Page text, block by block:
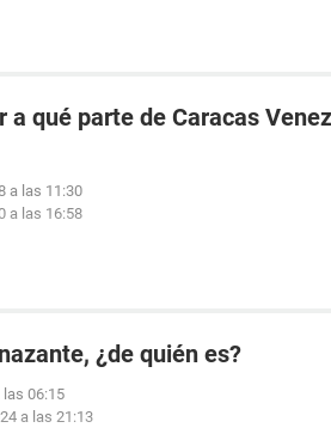
a qué parte de Caracas
a las 11:30
a las 16:58
¿de quién es?
las 06:15
a las 21:13